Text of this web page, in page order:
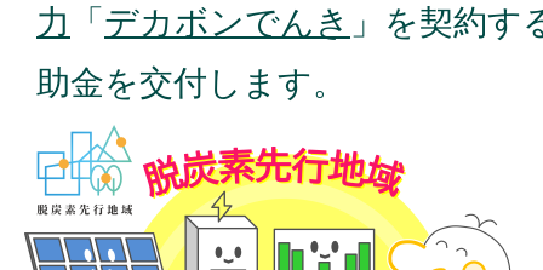
力 「デカボンでんき 」を契約す
助金を交付します。